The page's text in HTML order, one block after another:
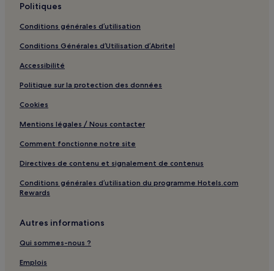
Bromont : hôtels
Thermes de Royat : hôtels à proximité
Aubière : hôtels Hôtels avec parking
Super-Besse : Hôtels avec petit-déjeuner gratuit à
proximité
Super-Besse : Hôtels avec cuisine à proximité
Super-Besse : Mobil homes
Super-Besse : Maison d’hôtes
Super-Besse : Hôtels pas chers à proximité
Super-Besse : Hôtels de luxe à proximité
Super-Besse : Hôtels d’affaires à proximité
Super-Besse : Hôtels familiaux à proximité
Politiques
Conditions générales d’utilisation
Conditions Générales d’Utilisation d’Abritel
Accessibilité
Politique sur la protection des données
Cookies
Mentions légales / Nous contacter
Comment fonctionne notre site
Directives de contenu et signalement de contenus
Conditions générales d’utilisation du programme Hotels.com
Rewards
Autres informations
Qui sommes-nous ?
Emplois